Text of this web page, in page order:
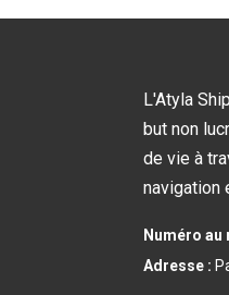
L'Atyla
but non
de vie à
navigation
Numéro
Adresse :